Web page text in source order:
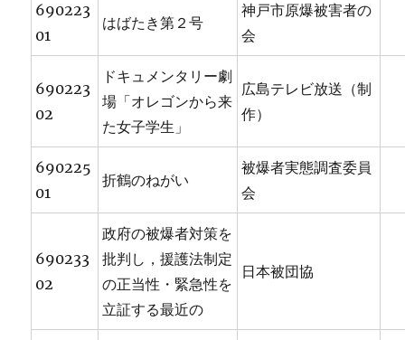
690223
01
はばたき第２号
神戸市原爆被害者の
会
690223
02
ドキュメンタリー劇
場「オレゴンから来
た女子学生」
広島テレビ放送（制
作）
690225
01
折鶴のねがい
被爆者実態調査委員
会
690233
02
政府の被爆者対策を
批判し，援護法制定
の正当性・緊急性を
立証する最近の
日本被団協